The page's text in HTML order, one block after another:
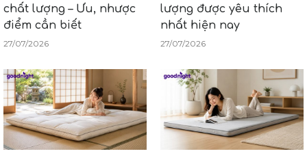
chất lượng – Ưu, nhược
điểm cần biết
27/07/2026
lượng được yêu thích
nhất hiện nay
27/07/2026